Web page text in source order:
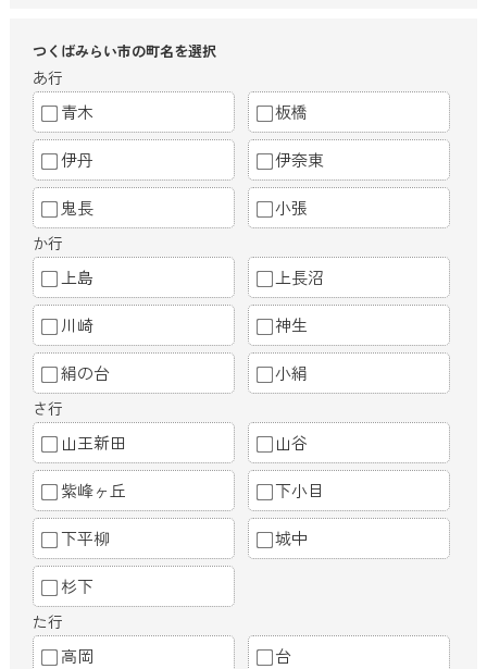
つくばみらい市の町名を選択
あ行
青木 板橋
伊丹 伊奈東
鬼長 小張
か行
上島 上長沼
川崎 神生
絹の台 小絹
さ行
山王新田 山谷
紫峰ヶ丘 下小目
下平柳 城中
杉下
た行
高岡 台